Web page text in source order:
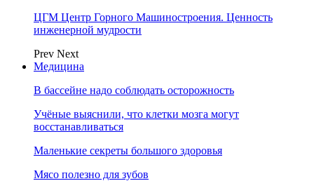
ЦГМ Центр Горного Машиностроения. Ценность
инженерной мудрости
Prev Next
Медицина
В бассейне надо соблюдать осторожность
Учёные выяснили, что клетки мозга могут
восстанавливаться
Маленькие секреты большого здоровья
Мясо полезно для зубов